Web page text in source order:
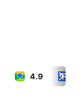
4.9